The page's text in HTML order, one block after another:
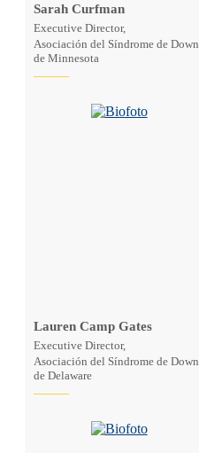
Sarah Curfman
Executive Director,
Asociación del Síndrome de Down
de Minnesota
Lauren Camp Gates
Executive Director,
Asociación del Síndrome de Down
de Delaware